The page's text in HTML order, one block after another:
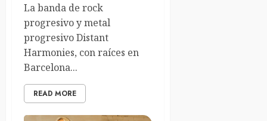
La banda de rock
progresivo y metal
progresivo Distant
Harmonies, con raíces en
Barcelona...
READ MORE